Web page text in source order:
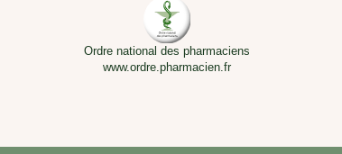
Ordre national des pharmaciens
www.ordre.pharmacien.fr